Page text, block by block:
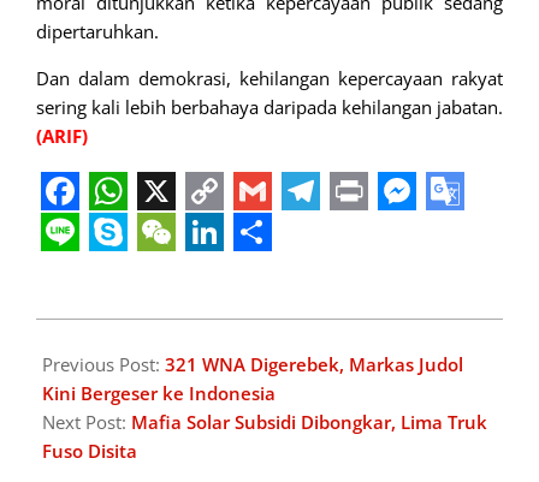
dipertaruhkan.
Dan dalam demokrasi, kehilangan kepercayaan rakyat
sering kali lebih berbahaya daripada kehilangan jabatan.
(ARIF)
Facebook
WhatsApp
X Copy
Link
Gmail
05-
10
Previous Post: 321 WNA Digerebek, Markas Judol
Kini Bergeser ke Indonesia
Next Post: Mafia Solar Subsidi Dibongkar, Lima Truk
Fuso Disita